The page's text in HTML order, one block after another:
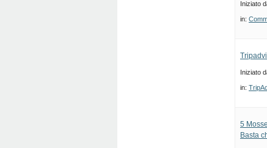
Iniziato
in:
Iniziato
in:
5
Basta